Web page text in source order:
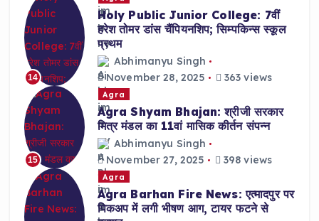
14
Holy Public Junior College: 7वीं
हरेश तोमर डांस चैंपियनशिप; सिम्पकिन्स स्कूल
प्रथम
Abhimanyu Singh
November 28, 2025
363 views
15
Agra
Agra Shyam Bhajan: श्रीजी सरकार
मित्र मंडल का 11वां मासिक कीर्तन संपन्न
Abhimanyu Singh
November 27, 2025
398 views
Agra
Agra Barhan Fire News: एत्मादपुर पर
पिकअप में लगी भीषण आग, टायर फटने से